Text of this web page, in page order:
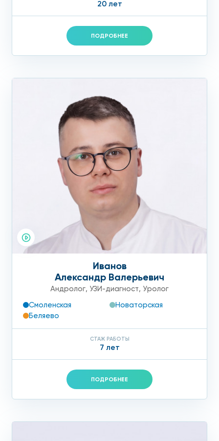
20 лет
ПОДРОБНЕЕ
Иванов
Александр Валерьевич
Андролог, УЗИ-диагност, Уролог
Смоленская
Новаторская
Беляево
СТАЖ РАБОТЫ
7 лет
ПОДРОБНЕЕ